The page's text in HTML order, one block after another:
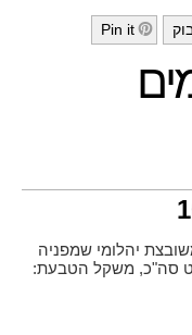
h
Pin it
חתומה, משובצת יהלומי שמפניה
במשקל כולל של כ: 1 קראט סה"כ, משקל הטבעת: